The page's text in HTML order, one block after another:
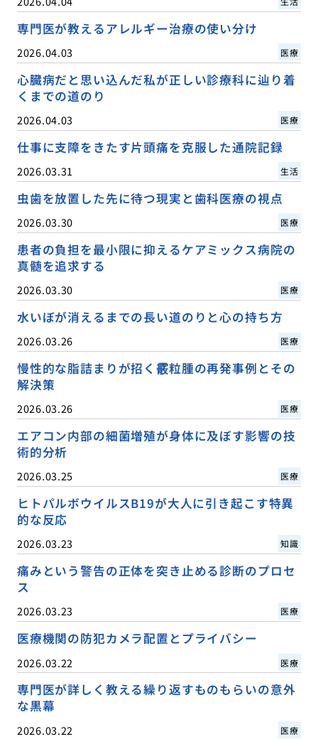
専門医が教えるアレルギー治療の使い分け
2026.04.03 医療
心臓病だと思い込んだ私が正しい診療科に辿り着
くまでの道のり
2026.04.03 医療
仕事に支障をきたす片頭痛を克服した通院記録
2026.03.31 生活
虫歯を放置した先に待つ現実と歯科医療の視点
2026.03.30 医療
患者の負担を最小限に抑えるケアミックス病院の
真髄を追求する
2026.03.30 医療
水いぼが消えるまでの長い道のりと心の持ち方
2026.03.26 医療
慢性的な脂詰まりが招く霰粒腫の再発事例とその
解決策
2026.03.26 医療
エアコン内部の細菌増殖が身体に及ぼす影響の技
術的分析
2026.03.25 医療
ヒトパルボウイルスB19が大人に引き起こす特異
的な反応
2026.03.23 知識
痛みという警告の正体を突き止める診断のプロセ
ス
2026.03.23 医療
医療機関の防犯カメラ配置とプライバシー
2026.03.22 医療
専門医が詳しく教える繰り返すものもらいの意外
な黒幕
2026.03.22 医療